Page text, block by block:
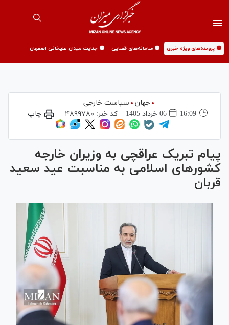
🟡 پرونده‌های ویژه خبری 🟡 سامانه‌های قضایی 🟡 جنایت میدان علیخانی اصفهان
جهان
سیاست خارجی
16:09
06 خرداد 1405 کد خبر: ۴۸۹۹۷۸۰ چاپ
پیام تبریک عراقچی به وزیران خارجه
کشورهای اسلامی به مناسبت عید سعید
قربان